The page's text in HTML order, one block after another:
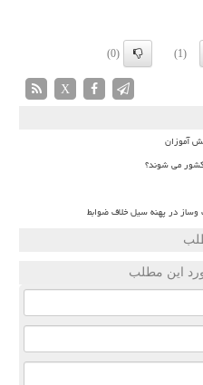
(1)
(0)
X
آموزان
می شوند؟
در پهنه سیل خلاف ضوابط
این مطلب